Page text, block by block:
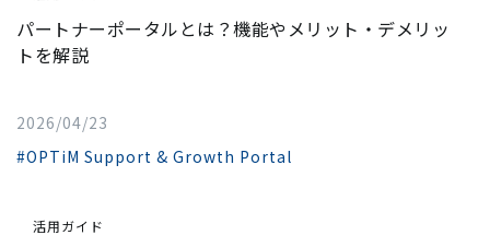
パートナーポータルとは？機能やメリット・デメリッ
トを解説
2026/04/23
#OPTiM Support & Growth Portal
活用ガイド